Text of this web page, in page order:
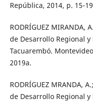
República, 2014, p. 15-
RODRÍGUEZ MIRANDA,
de Desarrollo Regional
Tacuarembó.
2019a.
RODRÍGUEZ MRANDA,
de Desarrollo Regional